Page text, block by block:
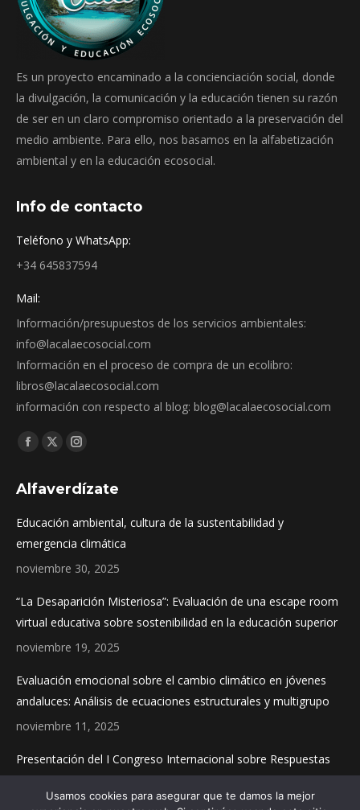
Es un proyecto encaminado a la concienciación social, donde
la divulgación, la comunicación y la educación tienen su razón
de ser en un claro compromiso orientado a la preservación del
medio ambiente. Para ello, nos basamos en la alfabetización
ambiental y en la educación ecosocial.
Info de contacto
Teléfono y WhatsApp:
+34 645837594
Mail:
Información/presupuestos de los servicios ambientales:
info@lacalaecosocial.com
Información en el proceso de compra de un ecolibro:
libros@lacalaecosocial.com
información con respecto al blog: blog@lacalaecosocial.com
Find us on:
Facebook
opens
window
X
opens
Instagram
opens
Alfaverdízate
Educación ambiental, cultura de la sustentabilidad y
emergencia climática
noviembre 30, 2025
“La Desaparición Misteriosa”: Evaluación de una escape room
virtual educativa sobre sostenibilidad en la educación superior
noviembre 19, 2025
Evaluación emocional sobre el cambio climático en jóvenes
andaluces: Análisis de ecuaciones estructurales y multigrupo
noviembre 11, 2025
Presentación del I Congreso Internacional sobre Respuestas
Educativas y Sociales a la Emergencia Climática
noviembre 4, 2025
Usamos cookies para asegurar que te damos la mejor